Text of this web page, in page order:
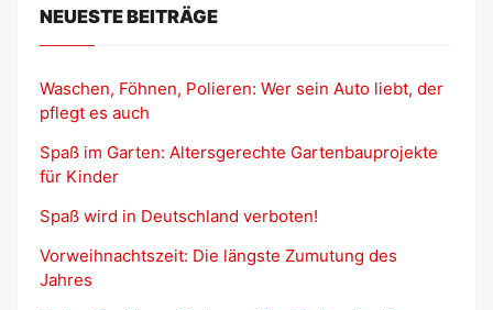
NEUESTE BEITRÄGE
Waschen, Föhnen, Polieren: Wer sein Auto liebt, der
pflegt es auch
Spaß im Garten: Altersgerechte Gartenbauprojekte
für Kinder
Spaß wird in Deutschland verboten!
Vorweihnachtszeit: Die längste Zumutung des
Jahres